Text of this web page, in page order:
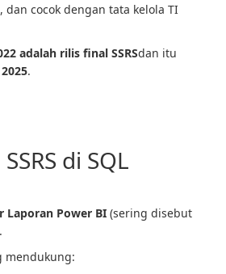
cocok dengan tata kelola TI
adalah rilis final SSRSdan itu
.
di SQL
Laporan Power BI (sering disebut
mendukung: